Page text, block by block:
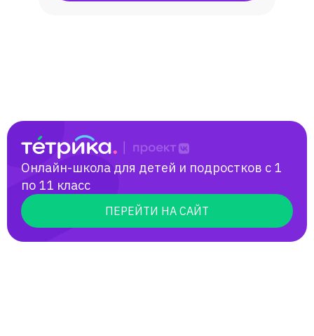
Онлайн-школа для детей и подростков с 1
по 11 класс
ПЕРЕЙТИ НА САЙТ